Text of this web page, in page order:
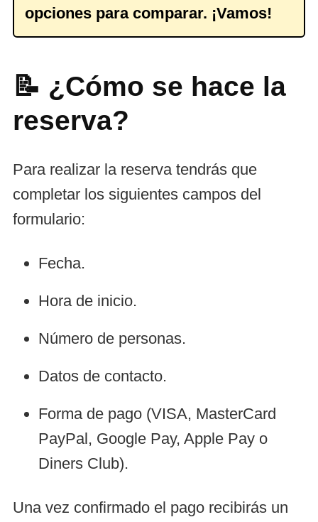
opciones para comparar. ¡Vamos!
📝 ¿Cómo se hace la
reserva?
Para realizar la reserva tendrás que
completar los siguientes campos del
formulario:
Fecha.
Hora de inicio.
Número de personas.
Datos de contacto.
Forma de pago (VISA, MasterCard
PayPal, Google Pay, Apple Pay o
Diners Club).
Una vez confirmado el pago recibirás un